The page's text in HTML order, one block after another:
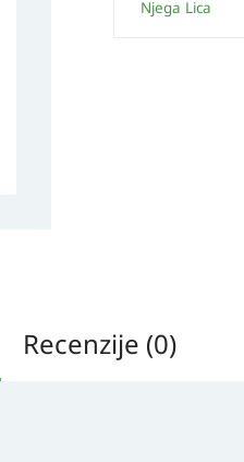
Njega Lica
Recenzije (0)